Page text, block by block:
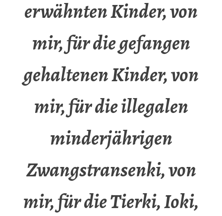
erwähnten Kinder, von
mir, für die gefangen
gehaltenen Kinder, von
mir, für die illegalen
minderjährigen
Zwangstransenki, von
mir, für die Tierki, Ioki,